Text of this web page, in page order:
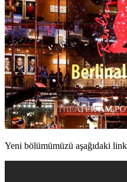
Yeni bölümümüzü aşağıdaki